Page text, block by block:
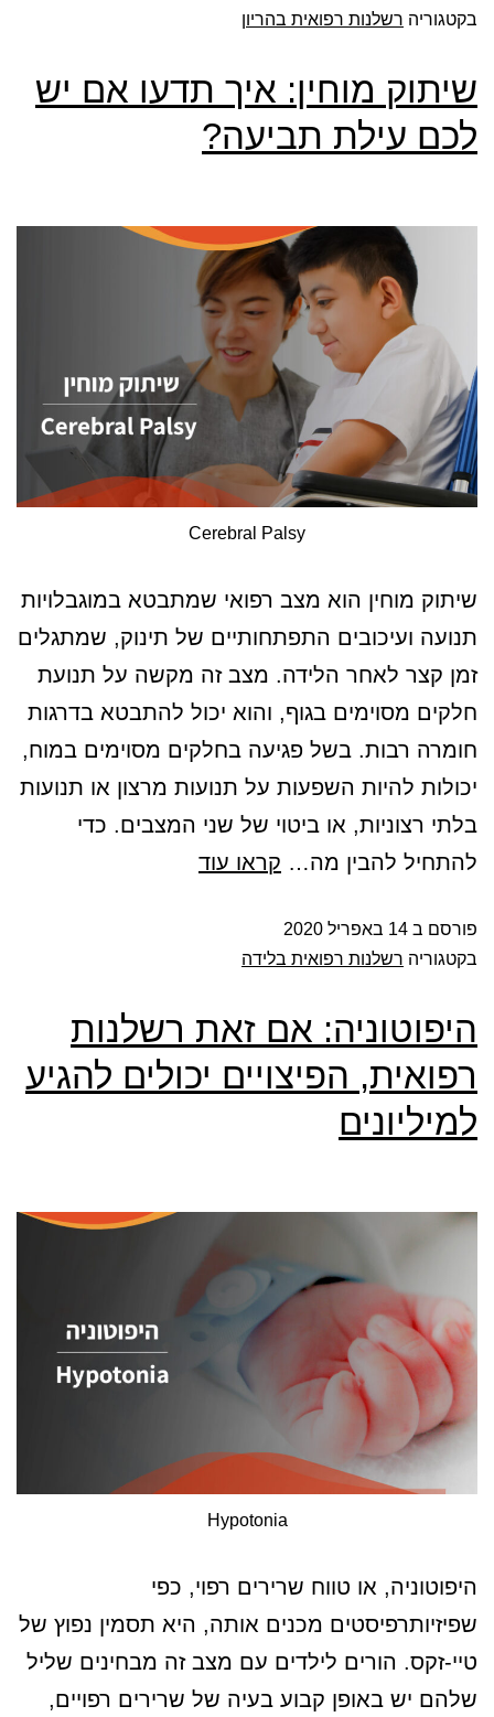
בקטגוריה רשלנות רפואית בהריון
שיתוק מוחין: איך תדעו אם יש
לכם עילת תביעה?
Cerebral Palsy
שיתוק מוחין הוא מצב רפואי שמתבטא במוגבלויות
תנועה ועיכובים התפתחותיים של תינוק, שמתגלים
זמן קצר לאחר הלידה. מצב זה מקשה על תנועת
חלקים מסוימים בגוף, והוא יכול להתבטא בדרגות
חומרה רבות. בשל פגיעה בחלקים מסוימים במוח,
יכולות להיות השפעות על תנועות מרצון או תנועות
בלתי רצוניות, או ביטוי של שני המצבים. כדי
להתחיל להבין מה… קראו עוד
פורסם ב 14 באפריל 2020
בקטגוריה רשלנות רפואית בלידה
היפוטוניה: אם זאת רשלנות
רפואית, הפיצויים יכולים להגיע
למיליונים
Hypotonia
היפוטוניה, או טווח שרירים רפוי, כפי
שפיזיותרפיסטים מכנים אותה, היא תסמין נפוץ של
טיי-זקס. הורים לילדים עם מצב זה מבחינים שליל
שלהם יש באופן קבוע בעיה של שרירים רפויים,